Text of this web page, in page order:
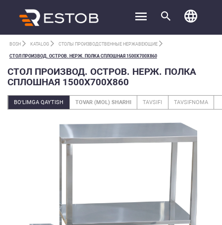
BOSH KATALOG СТОЛЫ ПРОИЗВОДСТВЕННЫЕ НЕРЖАВЕЮЩИЕ
СТОЛ ПРОИЗВОД. ОСТРОВ. НЕРЖ. ПОЛКА СПЛОШНАЯ 1500Х700Х860
СТОЛ ПРОИЗВОД. ОСТРОВ. НЕРЖ. ПОЛКА
СПЛОШНАЯ 1500Х700Х860
BO‘LIMGA QAYTISH TOVAR (MOL) SHARHI TAVSIFI TAVSIFNOMA